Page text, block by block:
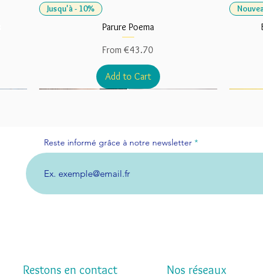
Jusqu'à - 10%
Parure Poema
From€43.70
Sale Price
Add to Cart
Reste informé grâce à notre newsletter
Restons en contact Nos réseaux